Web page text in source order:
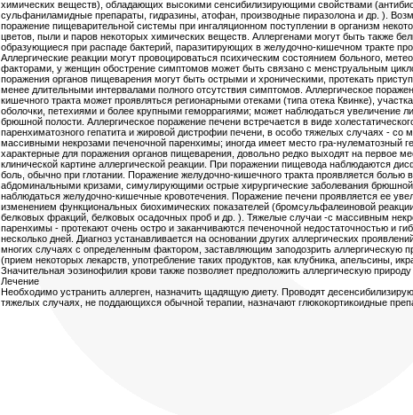
химических веществ), обладающих высокими сенсибилизирующими свойствами
сульфаниламидные препараты, гидразины, атофан, производные пиразолона и др. ).
поражение пищеварительной системы при ингаляционном поступлении в организм
цветов, пыли и паров некоторых химических веществ. Аллергенами могут быть также
образующиеся при распаде бактерий, паразитирующих в желудочно-кишечном тракте
Аллергические реакции могут провоцироваться психическим состоянием больного,
факторами, у женщин обострение симптомов может быть связано с менструальным
поражения органов пищеварения могут быть острыми и хроническими, протекать
менее длительными интервалами полного отсутствия симптомов. Аллергическое
кишечного тракта может проявляться регионарными отеками (типа отека Квинке),
оболочки, петехиями и более крупными геморрагиями; может наблюдаться увеличение
брюшной полости. Аллергическое поражение печени встречается в виде
паренхиматозного гепатита и жировой дистрофии печени, в особо тяжелых случаях - со
массивными некрозами печеночной паренхимы; иногда имеет место гра-нулематозный
характерные для поражения органов пищеварения, довольно редко выходят на первое
клинической картине аллергической реакции. При поражении пищевода наблюдаются
боль, обычно при глотании. Поражение желудочно-кишечного тракта проявляется болью
абдоминальными кризами, симулирующими острые хирургические заболевания
наблюдаться желудочно-кишечные кровотечения. Поражение печени проявляется ее
изменением функциональных биохимических показателей (бромсульфалеиновой
белковых фракций, белковых осадочных проб и др. ). Тяжелые случаи -с массивным
паренхимы - протекают очень остро и заканчиваются печеночной недостаточностью и
несколько дней. Диагноз устанавливается на основании других аллергических
многих случаях с определенным фактором, заставляющим заподозрить аллергическую
(прием некоторых лекарств, употребление таких продуктов, как клубника, апельсины,
Значительная эозинофилия крови также позволяет предположить аллергическую природу
Лечение
Необходимо устранить аллерген, назначить щадящую диету. Проводят
тяжелых случаях, не поддающихся обычной терапии, назначают глюкокортикоидные